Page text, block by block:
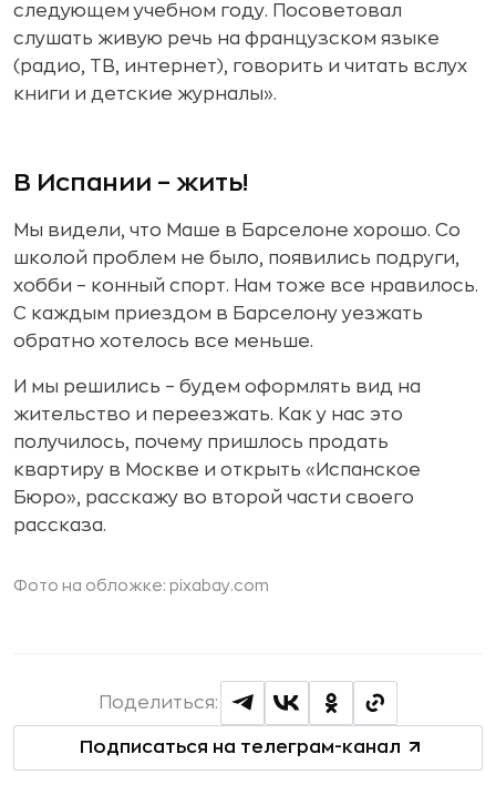
следующем учебном году. Посоветовал
слушать живую речь на французском языке
(радио, ТВ, интернет), говорить и читать вслух
книги и детские журналы».
В Испании – жить!
Мы видели, что Маше в Барселоне хорошо. Со
школой проблем не было, появились подруги,
хобби – конный спорт. Нам тоже все нравилось.
С каждым приездом в Барселону уезжать
обратно хотелось все меньше.
И мы решились – будем оформлять вид на
жительство и переезжать. Как у нас это
получилось, почему пришлось продать
квартиру в Москве и открыть «Испанское
Бюро», расскажу во второй части своего
рассказа.
Фото на обложке: pixabay.com
Подписаться на телеграм-канал
Поделиться: